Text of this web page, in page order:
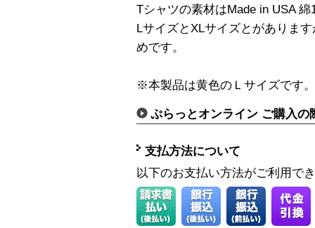
Tシャツの素材はMade in USA 綿
LサイズとXLサイズとがありま
めです。
※本製品は黄色のＬサイズです。
ぷらっとオンライン ご購入の
支払方法について
以下のお支払い方法がご利用で